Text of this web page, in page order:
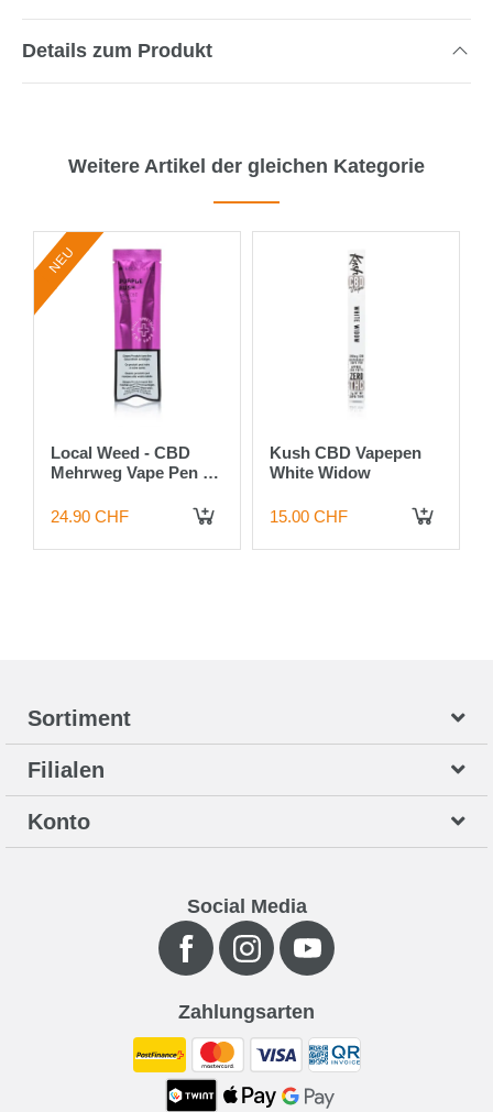
Details zum Produkt
Weitere Artikel der gleichen Kategorie
NEU
Local Weed - CBD
Mehrweg Vape Pen -
24.90 CHF
Kush CBD Vapepen
White Widow
15.00 CHF
Sortiment
Filialen
Konto
Social Media
Zahlungsarten